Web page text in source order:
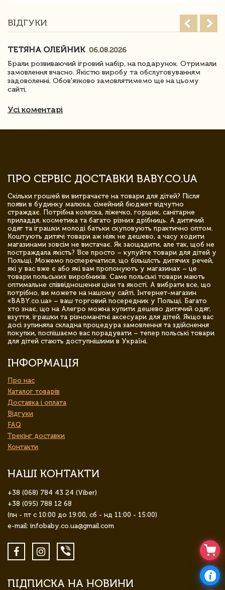
ВІДГУКИ
ТЕТЯНА ОЛЕЙНИК 06.08.2026
Брали розвиваючий ігровий набір, на подарунок. Отримали
замовлення вчасно. Якістю виробу та обслуговуванням
задоволенні. Обов'язково замовлятимемо ще на цьому
сайті.
Усі коментарі
ПРО СЕРВІС ДОСТАВКИ BABY.CO.UA
Скільки грошей ви витрачаєте на товари для дітей? Після
появи в будинку малюка, сімейний бюджет відчутно
страждає. Потрібна коляска, ліжечко, горщик, санітарне
приладдя, косметика та багато різних дрібниць. А дитячий
одяг та іграшки молоді батьки скуповують практично оптом.
Коштують дитячі товари аж ніяк не дешево, а часу ходити
магазинами зовсім не вистачає. Як заощадити, але так, щоб не
постраждала якість? Все просто – купуйте товари для дітей у
Польщі. Можемо посперечатися, що більшість дитячих речей,
які у вас вже є або які вам пропонують у магазинах – це
товари польських виробників. Саме польські товари мають
оптимальне співвідношення ціни та якості. А вибрати все, що
потрібно, ви можете на нашому сайті. Інтернет-магазин
«BABY.co.ua» – ваш торговий посередник у Польщі. Багато
хто знає, що на Алегро можна купити дешево дитячий одяг,
взуття, іграшки та різноманітні аксесуари для дітей. Якщо вас
досі зупиняла складна процедура замовлення та здійснення
покупки, поспішаємо вас порадувати – тепер польські товари
для дітей стають доступнішими в Україні.
ІНФОРМАЦІЯ
Про нас
Каталог товарів
Доставка і оплата
Відгуки
FAQ
Трекінг доставки
Контакти
НАШІ КОНТАКТИ
+38 (068) 784 43 24 (Viber)
+38 (095) 788 12 68
(пн - пт с 10:00 до 19:00, сб - нд 11:00 - 15:00)
e-mail: infobaby.co.ua@gmail.com
ПІДПИСКА НА НОВИНИ